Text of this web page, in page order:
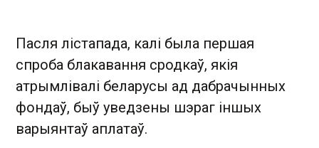
Пасля лістапада, калі была першая
спроба блакавання сродкаў, якія
атрымлівалі беларусы ад дабрачынных
фондаў, быў уведзены шэраг іншых
варыянтаў аплатаў.